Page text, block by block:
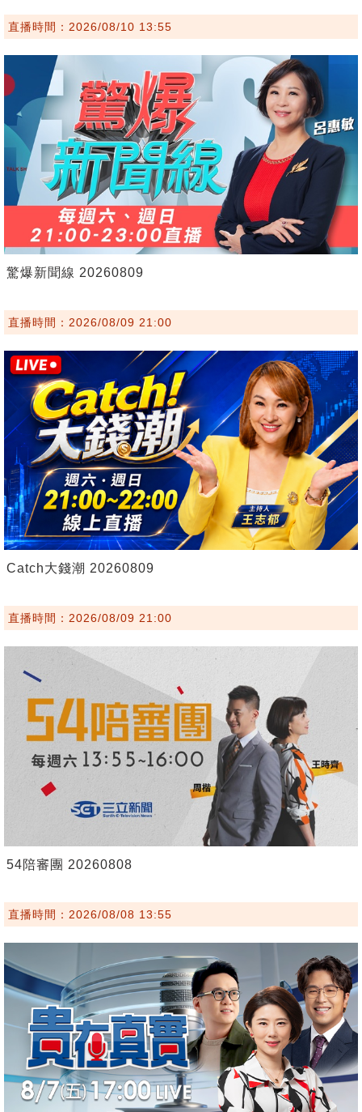
直播時間：2026/08/10 13:55
驚爆新聞線 20260809
直播時間：2026/08/09 21:00
Catch大錢潮 20260809
直播時間：2026/08/09 21:00
54陪審團 20260808
直播時間：2026/08/08 13:55